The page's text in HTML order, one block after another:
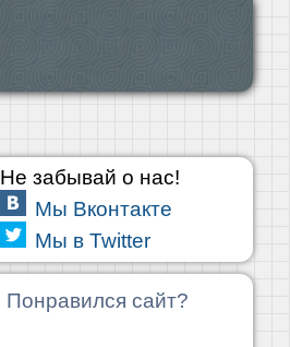
Не забывай о нас!
Мы Вконтакте
Мы в Twitter
Понравился сайт?